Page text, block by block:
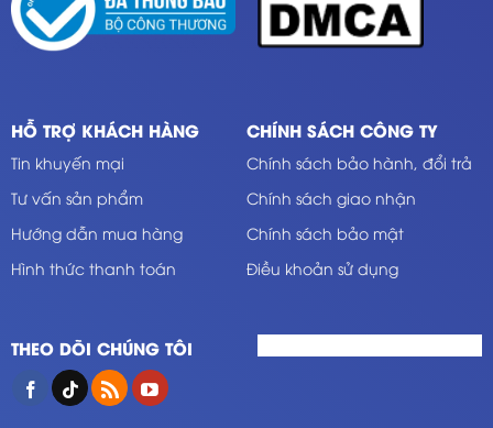
HỖ TRỢ KHÁCH HÀNG
Tin khuyến mại
Tư vấn sản phẩm
Hướng dẫn mua hàng
Hình thức thanh toán
CHÍNH SÁCH CÔNG TY
Chính sách bảo hành, đổi trả
Chính sách giao nhận
Chính sách bảo mật
Điều khoản sử dụng
THEO DÕI CHÚNG TÔI